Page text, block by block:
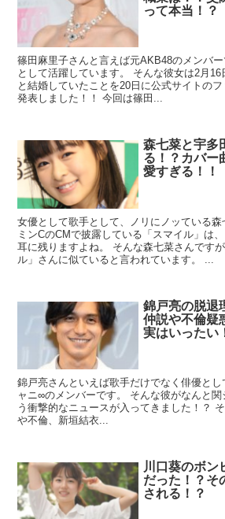
って本当！？
篠田麻里子さんと言えば元AKB48のメンバ
として活躍しています。 そんな彼女は2月
と結婚していたことを20日に公式サイトの
発表しました！！ 今回は篠田...
森七菜と宇多
る！？カバー
愛すぎる！！
女優として歌手として、ノリにノッている
ミンCのCMで披露している「スマイル」は
耳に残りますよね。 そんな森七菜さんです
ル」さんに似ていると言われています。 ...
錦戸亮の脱退
仲説や不倫疑
実はいったい
錦戸亮さんといえば歌手だけでなく俳優と
ャニ∞のメンバーです。 そんな彼がなんと
う衝撃的なニュースが入ってきました！？
や不倫、新垣結衣...
川口葵のボン
だった！？そ
される！？